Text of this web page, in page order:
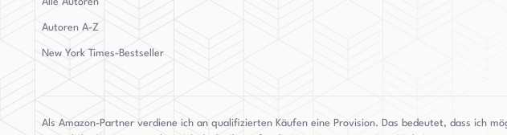
Autoren A-Z
New York Times-Bestseller
Als Amazon-Partner verdiene ich an qualifizierten Käufen eine Provision. Das bedeutet, dass ich